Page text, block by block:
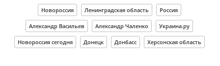
Новороссия Ленинградская область Россия
Александр Васильев Александр Чаленко Украина.ру
Новороссия сегодня Донецк Донбасс Херсонская область